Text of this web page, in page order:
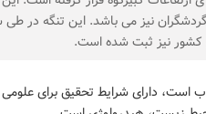
گردشگران نیز می باشد. این تنگه در
نیز ثبت شده است.